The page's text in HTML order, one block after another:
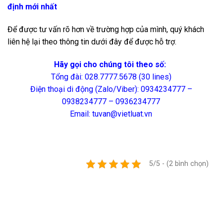
định mới nhất
Để được tư vấn rõ hơn về trường hợp của mình, quý khách
liên hệ lại theo thông tin dưới đây để được hỗ trợ.
Hãy gọi cho chúng tôi theo số:
Tổng đài: 028.7777.5678 (30 lines)
Điện thoại di động (Zalo/Viber): 0934234777 –
0938234777 – 0936234777
Email: tuvan@vietluat.vn
5/5 - (2 bình chọn)